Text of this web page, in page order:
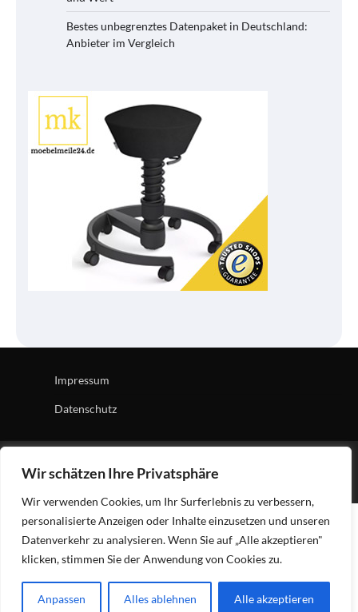
Wir schätzen Ihre Privatsphäre
Wir verwenden Cookies, um Ihr Surferlebnis zu verbessern,
personalisierte Anzeigen oder Inhalte einzusetzen und unseren
Datenverkehr zu analysieren. Wenn Sie auf „Alle akzeptieren"
klicken, stimmen Sie der Anwendung von Cookies zu.
Anpassen Alles ablehnen Alle akzeptieren
Bestes unbegrenztes Datenpaket in Deutschland:
Anbieter im Vergleich
Impressum
Datenschutz
| Powered byWordPress.